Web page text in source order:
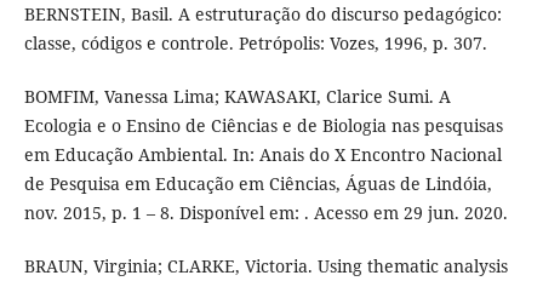
BERNSTEIN, Basil. A estruturação do discurso pedagógico:
classe, códigos e controle. Petrópolis: Vozes, 1996, p. 307.
BOMFIM, Vanessa Lima; KAWASAKI, Clarice Sumi. A
Ecologia e o Ensino de Ciências e de Biologia nas pesquisas
em Educação Ambiental. In: Anais do X Encontro Nacional
de Pesquisa em Educação em Ciências, Águas de Lindóia,
nov. 2015, p. 1 – 8. Disponível em: . Acesso em 29 jun. 2020.
BRAUN, Virginia; CLARKE, Victoria. Using thematic analysis